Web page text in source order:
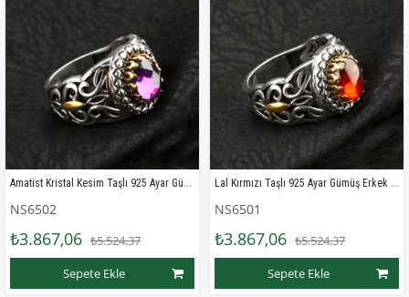
Amatist Kristal Kesim Taşlı 925 Ayar Gümüş Erkek Yüzük
NS6502
₺3.867,06 ₺5.524,37
Sepete Ekle
Lal Kırmızı Taşlı 925 Ayar Gümüş Erkek Yüzük
NS6501
₺3.867,06 ₺5.524,37
Sepete Ekle